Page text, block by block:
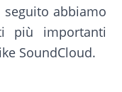
seguito abbiamo
più importanti
SoundCloud.